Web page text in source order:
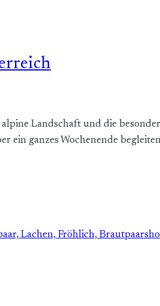
Landschaft und die
ganzes Wochenende